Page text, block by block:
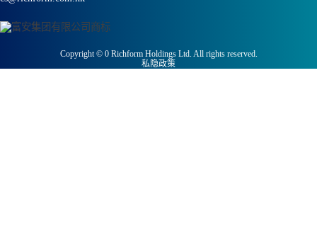
Copyright © 0Richform Holdings Ltd. All rights reserved.
私隐政策